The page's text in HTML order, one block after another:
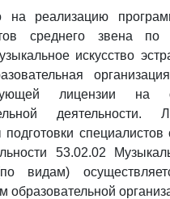
на реализацию
среднего звена по
искусство
лицензии на
деятельности.
специалистов
53.02.02
видам)
образовательной